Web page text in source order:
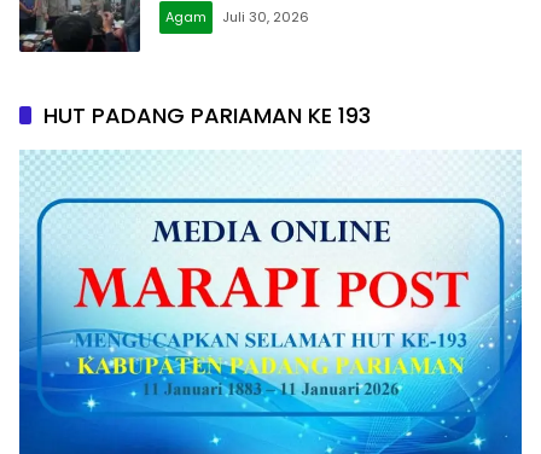
Agam Juli 30, 2026
HUT PADANG PARIAMAN KE 193